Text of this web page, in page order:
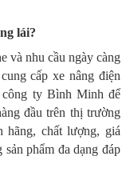
lái?
và nhu cầu ngày càng
cấp xe nâng điện
ty Bình Minh để
đầu trên thị trường
hãng, chất lượng, giá
phẩm đa dạng đáp